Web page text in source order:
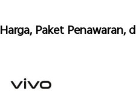
Harga, Paket Penawaran,